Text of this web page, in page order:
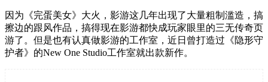
因为《完蛋美女》大火，影游这几年出现了大量粗制滥造，搞
擦边的跟风作品，搞得现在影游都快成玩家眼里的三无传奇页
游了。但是也有认真做影游的工作室，近日曾打造过《隐形守
护者》的New One Studio工作室就出款新作。